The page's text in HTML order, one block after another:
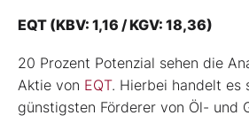
EQT (KBV: 1,16 / KGV: 18,36)
20 Prozent Potenzial sehen die
Aktie von EQT. Hierbei handelt es
günstigsten Förderer von Öl- und